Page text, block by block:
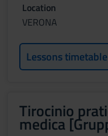
Location
VERONA
Lessons timetable
Tirocinio
medica